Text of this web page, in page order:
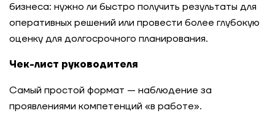
бизнеса: нужно ли быстро получить результаты для
оперативных решений или провести более глубокую
оценку для долгосрочного планирования.
Чек-лист руководителя
Самый простой формат — наблюдение за
проявлениями компетенций «в работе».